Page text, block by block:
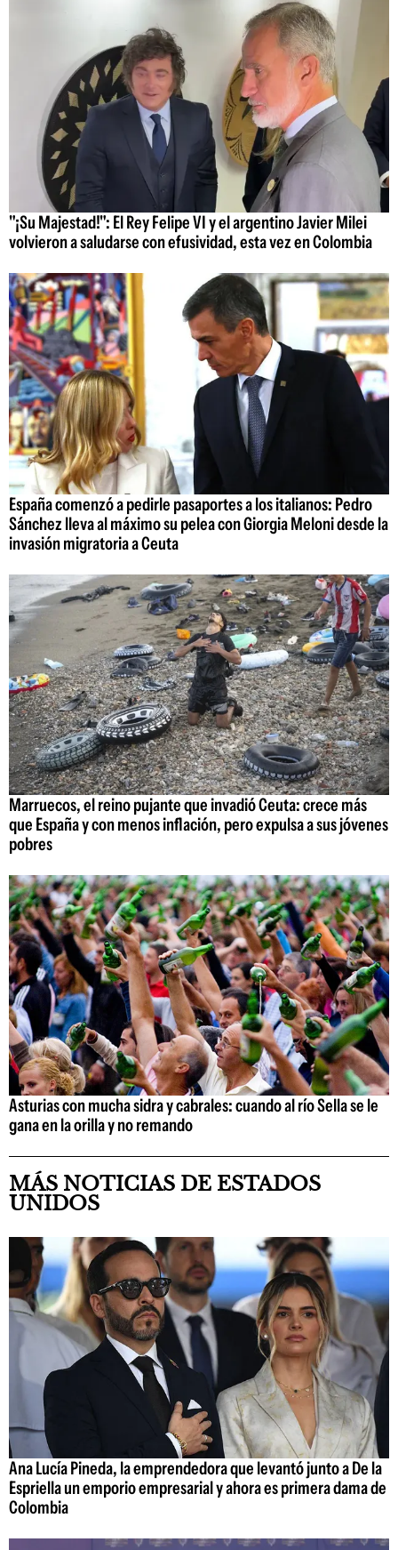
"¡Su Majestad!": El Rey Felipe VI y el argentino Javier Milei
volvieron a saludarse con efusividad, esta vez en Colombia
España comenzó a pedirle pasaportes a los italianos: Pedro
Sánchez lleva al máximo su pelea con Giorgia Meloni desde la
invasión migratoria a Ceuta
Marruecos, el reino pujante que invadió Ceuta: crece más
que España y con menos inflación, pero expulsa a sus jóvenes
pobres
Asturias con mucha sidra y cabrales: cuando al río Sella se le
gana en la orilla y no remando
MÁS NOTICIAS DE ESTADOS
UNIDOS
Ana Lucía Pineda, la emprendedora que levantó junto a De la
Espriella un emporio empresarial y ahora es primera dama de
Colombia